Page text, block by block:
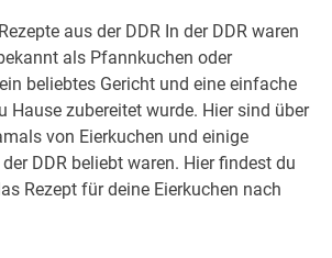
aus der DDR In der DDR waren
als Pfannkuchen oder
beliebtes Gericht und eine einfache
Hause zubereitet wurde. Hier sind über
von Eierkuchen und einige
DDR beliebt waren. Hier findest du
Rezept für deine Eierkuchen nach